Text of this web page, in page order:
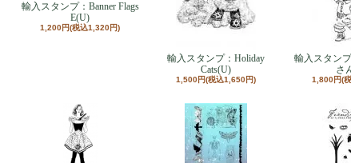
輸入スタンプ：Banner Flags
E(U)
1,200円(税込1,320円)
輸入スタンプ：Holiday
Cats(U)
1,500円(税込1,650円)
輸入スタン
さ
1,800円(